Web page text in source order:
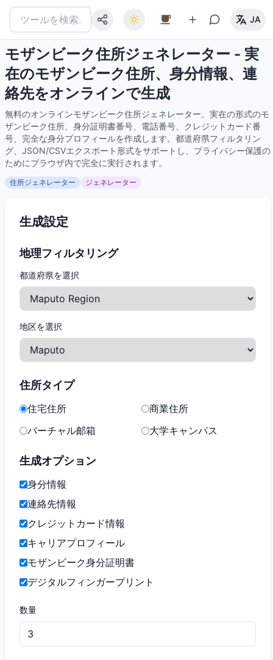
JA
モザンビーク住所ジェネレーター - 実
在のモザンビーク住所、身分情報、連
絡先をオンラインで生成
無料のオンラインモザンビーク住所ジェネレーター。実在の形式のモ
ザンビーク住所、身分証明書番号、電話番号、クレジットカード番
号、完全な身分プロフィールを作成します。都道府県フィルタリン
グ、JSON/CSVエクスポート形式をサポートし、プライバシー保護の
ためにブラウザ内で完全に実行されます。
住所ジェネレーター ジェネレーター
生成設定
地理フィルタリング
都道府県を選択
地区を選択
住所タイプ
住宅住所
商業住所
バーチャル邮箱
大学キャンパス
生成オプション
身分情報
連絡先情報
クレジットカード情報
キャリアプロフィール
モザンビーク身分証明書
デジタルフィンガープリント
数量